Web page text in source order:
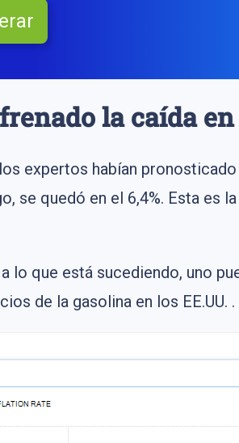
la caída
expertos habían
se quedó en el 6,4%. Esta
lo que está sucediendo, uno
de la gasolina en los